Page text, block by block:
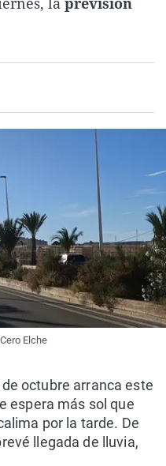
La rosa de los vientos
Como el perro y el
Caso
Equipo de
Extremadura
La Rioja
Virales
Elecciones
Elche
octubre arranca este
espera más sol que
por la tarde. De
llegada de lluvia,